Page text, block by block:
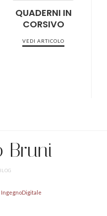
QUADERNI IN
CORSIVO
VEDI ARTICOLO
Bruni
IngegnoDigitale